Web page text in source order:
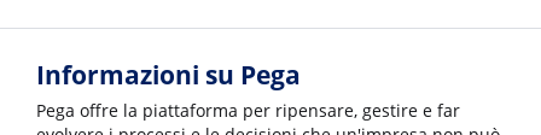
Informazioni su Pega
Pega offre la piattaforma per ripensare, gestire e far